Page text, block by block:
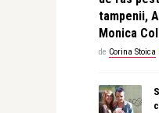
tampenii,
Monica
de Corina Stoica